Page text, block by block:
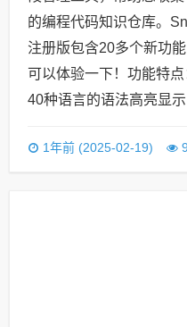
的编程代码知识仓库。
注册版包含20多个新功
可以体验一下！功能特
40种语言的语法高亮显
1年前 (2025-02-19)